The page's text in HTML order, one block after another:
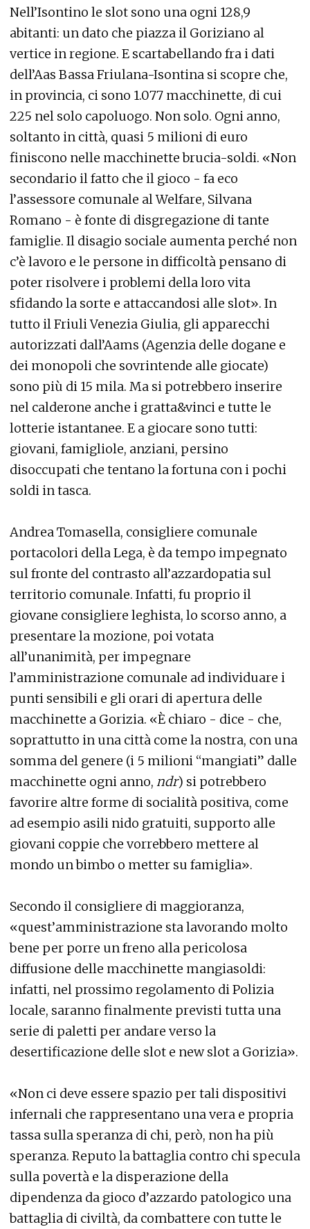
Nell’Isontino le slot sono una ogni 128,9
abitanti: un dato che piazza il Goriziano al
vertice in regione. E scartabellando fra i dati
dell’Aas Bassa Friulana-Isontina si scopre che,
in provincia, ci sono 1.077 macchinette, di cui
225 nel solo capoluogo. Non solo. Ogni anno,
soltanto in città, quasi 5 milioni di euro
finiscono nelle macchinette brucia-soldi. «Non
secondario il fatto che il gioco - fa eco
l’assessore comunale al Welfare, Silvana
Romano - è fonte di disgregazione di tante
famiglie. Il disagio sociale aumenta perché non
c’è lavoro e le persone in difficoltà pensano di
poter risolvere i problemi della loro vita
sfidando la sorte e attaccandosi alle slot». In
tutto il Friuli Venezia Giulia, gli apparecchi
autorizzati dall’Aams (Agenzia delle dogane e
dei monopoli che sovrintende alle giocate)
sono più di 15 mila. Ma si potrebbero inserire
nel calderone anche i gratta&vinci e tutte le
lotterie istantanee. E a giocare sono tutti:
giovani, famigliole, anziani, persino
disoccupati che tentano la fortuna con i pochi
soldi in tasca.
Andrea Tomasella, consigliere comunale
portacolori della Lega, è da tempo impegnato
sul fronte del contrasto all’azzardopatia sul
territorio comunale. Infatti, fu proprio il
giovane consigliere leghista, lo scorso anno, a
presentare la mozione, poi votata
all’unanimità, per impegnare
l’amministrazione comunale ad individuare i
punti sensibili e gli orari di apertura delle
macchinette a Gorizia. «È chiaro - dice - che,
soprattutto in una città come la nostra, con una
somma del genere (i 5 milioni “mangiati” dalle
macchinette ogni anno, ndr) si potrebbero
favorire altre forme di socialità positiva, come
ad esempio asili nido gratuiti, supporto alle
giovani coppie che vorrebbero mettere al
mondo un bimbo o metter su famiglia».
Secondo il consigliere di maggioranza,
«quest’amministrazione sta lavorando molto
bene per porre un freno alla pericolosa
diffusione delle macchinette mangiasoldi:
infatti, nel prossimo regolamento di Polizia
locale, saranno finalmente previsti tutta una
serie di paletti per andare verso la
desertificazione delle slot e new slot a Gorizia».
«Non ci deve essere spazio per tali dispositivi
infernali che rappresentano una vera e propria
tassa sulla speranza di chi, però, non ha più
speranza. Reputo la battaglia contro chi specula
sulla povertà e la disperazione della
dipendenza da gioco d’azzardo patologico una
battaglia di civiltà, da combattere con tutte le